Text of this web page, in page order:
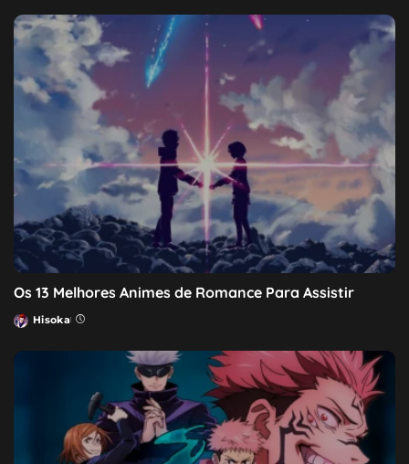
Os 13 Melhores Animes de Romance Para Assistir
Posted
Hisoka